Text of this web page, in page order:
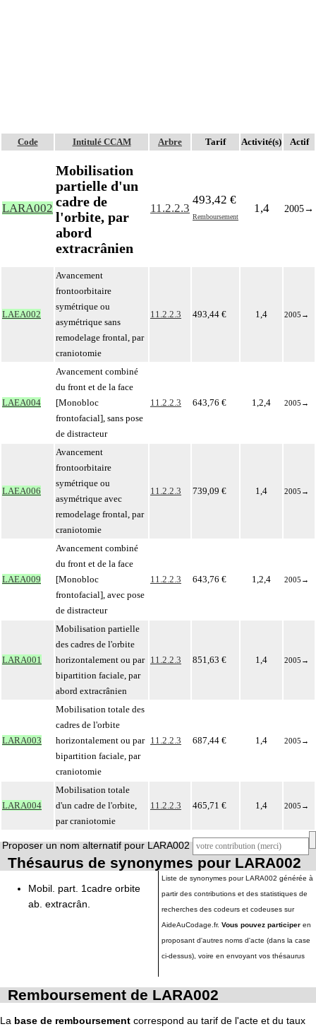
Code Intitulé CCAM Arbre Tarif Activité(s) Actif
LARA002
Mobilisation
partielle d'un
cadre de
l'orbite, par
abord
extracrânien
11.2.2.3
493,42 €
Remboursement
1,4 2005→
LAEA002
Avancement
frontoorbitaire
symétrique ou
asymétrique sans
remodelage frontal, par
craniotomie
11.2.2.3 493,44 € 1,4 2005 →
LAEA004
Avancement combiné
du front et de la face
[Monobloc
frontofacial], sans pose
de distracteur
11.2.2.3 643,76 € 1,2,4 2005 →
LAEA006
Avancement
frontoorbitaire
symétrique ou
asymétrique avec
remodelage frontal, par
craniotomie
11.2.2.3 739,09 € 1,4 2005 →
LAEA009
Avancement combiné
du front et de la face
[Monobloc
frontofacial], avec pose
de distracteur
11.2.2.3 643,76 € 1,2,4 2005 →
LARA001
Mobilisation partielle
des cadres de l'orbite
horizontalement ou par
bipartition faciale, par
abord extracrânien
11.2.2.3 851,63 € 1,4 2005 →
LARA003
Mobilisation totale des
cadres de l'orbite
horizontalement ou par
bipartition faciale, par
craniotomie
11.2.2.3 687,44 € 1,4 2005 →
LARA004
Mobilisation totale
d'un cadre de l'orbite,
par craniotomie
11.2.2.3 465,71 € 1,4 2005 →
Proposer un nom alternatif pour LARA002
Thésaurus de synonymes pour LARA002
Mobil. part. 1cadre orbite
ab. extracrân.
Liste de synonymes pour LARA002 générée à
partir des contributions et des statistiques de
recherches des codeurs et codeuses sur
AideAuCodage.fr. Vous pouvez participer en
proposant d'autres noms d'acte (dans la case
ci-dessus), voire en envoyant vos thésaurus
Remboursement de LARA002
La base de remboursement correspond au tarif de l'acte et du taux